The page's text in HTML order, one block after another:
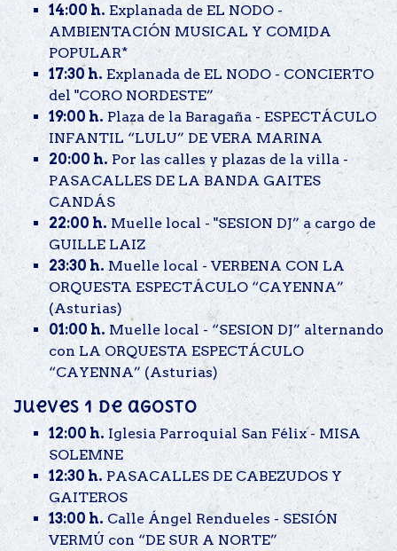
14:00 h. Explanada de EL NODO -
AMBIENTACIÓN MUSICAL Y COMIDA
POPULAR*
17:30 h.Explanada de EL NODO - CONCIERTO
del "CORO NORDESTE”
19:00 h.Plaza de la Baragaña - ESPECTÁCULO
INFANTIL “LULU” DE VERA MARINA
20:00 h. Por las calles y plazas de la villa -
PASACALLES DE LA BANDA GAITES
CANDÁS
22:00 h.Muelle local - "SESION DJ” a cargo de
GUILLE LAIZ
23:30 h. Muelle local - VERBENA CON LA
ORQUESTA ESPECTÁCULO “CAYENNA”
(Asturias)
01:00 h. Muelle local - “SESION DJ” alternando
con LA ORQUESTA ESPECTÁCULO
“CAYENNA” (Asturias)
Jueves 1 de agosto
12:00 h. Iglesia Parroquial San Félix - MISA
SOLEMNE
12:30 h.PASACALLES DE CABEZUDOS Y
GAITEROS
13:00 h. Calle Ángel Rendueles - SESIÓN
VERMÚ con “DE SUR A NORTE”